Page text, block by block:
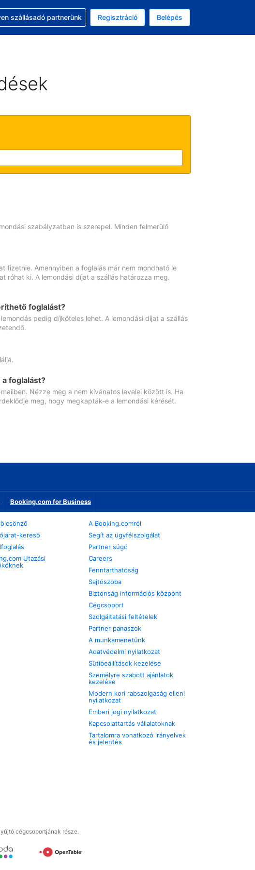
kiválasztott pénznem: magyar forint
Jelenleg kiválasztott nyelv: Magyar
a foglalással
szállásadó partnerünk Regisztráció Belépés
szabályzatban is szerepel. Minden felmerülő
fizetnie. Amennyiben a foglalás már nem mondható le
róhat ki. A lemondási díjat a szállás határozza meg.
foglalást?
pedig díjköteles lehet. A lemondási díjat a szállás
foglalást?
Nézze meg a nem kívánatos levelei között is. Ha
meg, hogy megkapták-e a lemondási kérését.
Booking.com for Business
kereső
Utazási
A Booking.comról
Segít az ügyfélszolgálat
Partner súgó
Careers
Fenntarthatóság
Sajtószoba
Biztonság információs központ
Cégcsoport
Szolgáltatási feltételek
Partner panaszok
A munkamenetünk
Adatvédelmi nyilatkozat
Sütibeállítások kezelése
Személyre szabott ajánlatok
kezelése
Modern kori rabszolgaság elleni
nyilatkozat
Emberi jogi nyilatkozat
Kapcsolattartás vállalatoknak
Tartalomra vonatkozó irányelvek
és jelentés
cégcsoportjának része.